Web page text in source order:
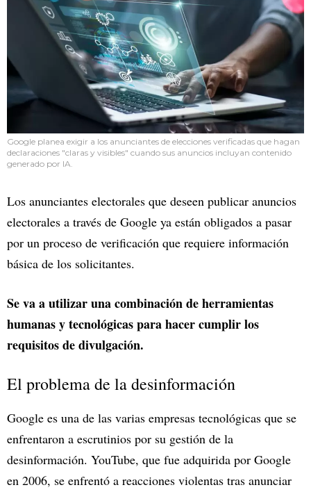
Google planea exigir a los anunciantes de elecciones verificadas que hagan
declaraciones "claras y visibles" cuando sus anuncios incluyan contenido
generado por IA.
Los anunciantes electorales que deseen publicar anuncios
electorales a través de Google ya están obligados a pasar
por un proceso de verificación que requiere información
básica de los solicitantes.
Se va a utilizar una combinación de herramientas
humanas y tecnológicas para hacer cumplir los
requisitos de divulgación.
El problema de la desinformación
Google es una de las varias empresas tecnológicas que se
enfrentaron a escrutinios por su gestión de la
desinformación. YouTube, que fue adquirida por Google
en 2006, se enfrentó a reacciones violentas tras anunciar